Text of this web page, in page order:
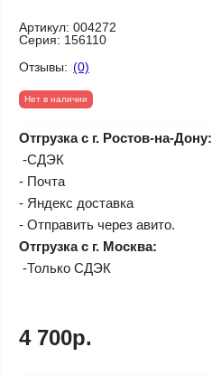
Артикул: 004272
Серия: 156110
Отзывы: (0)
Нет в наличии
Отгрузка с г. Ростов-на-Дону:
-СДЭК
- Почта
- Яндекс доставка
- Отправить через авито.
Отгрузка с г. Москва:
-Только СДЭК
4 700р.